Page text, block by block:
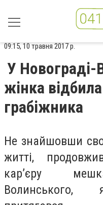
09:15, 10 травня 2017 р.
У
жінка
грабіжника
Не знайшовши
житті,
кар’єру
Волинського,